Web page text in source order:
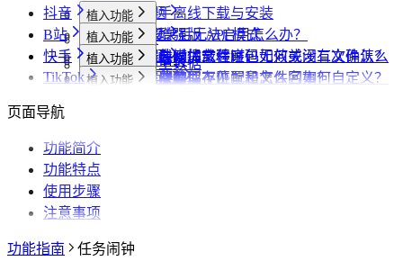
社媒助手离线下载与安装
CRX 安装后无法启用怎么办？
下载插件时提示程序包无效或没有文件怎么
办？
会员相关问题
什么是增强版 API 模式
什么是自动加载验证码
如何免费获取 VIP
下载相关问题
批量下载媒体文件时，如何关闭二次确认？
下载文件的保存位置和文件名如何自定义？
飞书相关问题
提示字段类型不匹配是怎么回事？
小红书相关问题
植入功能
专辑页
笔记详情页
搜索页
批量采集
采集博主数据
采集评论数据
其他功能
链接转换
抖音
植入功能
搜索页
达人详情页
批量采集
采集达人数据
其他功能
B站
植入功能
搜索页
批量采集
快手
植入功能
TikTok
其他功能
页面导航
功能简介
功能特点
使用步骤
注意事项
功能指南 任务闹钟